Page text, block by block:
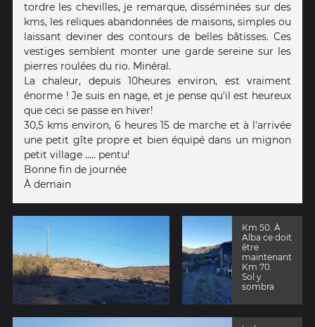
tordre les chevilles, je remarque, disséminées sur des
kms, les reliques abandonnées de maisons, simples ou
laissant deviner des contours de belles bâtisses. Ces
vestiges semblent monter une garde sereine sur les
pierres roulées du rio. Minéral.
La chaleur, depuis 10heures environ, est vraiment
énorme ! Je suis en nage, et je pense qu'il est heureux
que ceci se passe en hiver!
30,5 kms environ, 6 heures 15 de marche et à l'arrivée
une petit gîte propre et bien équipé dans un mignon
petit village ..... pentu!
Bonne fin de journée
À demain
Km 50. À
Alba ce doit
être
maintenant
Km 70.
Sol y
sombra